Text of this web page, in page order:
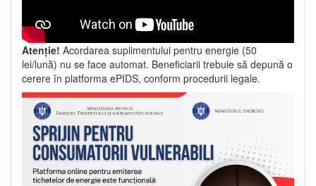
Atenție! Acordarea suplimentului pentru energie (50
lei/lună) nu se face automat. Beneficiarii trebuie să depună o
cerere în platforma ePIDS, conform procedurii legale.